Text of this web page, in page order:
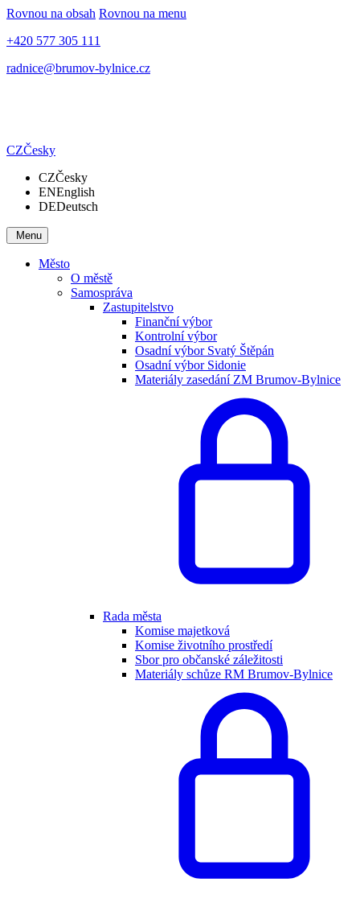
Rovnou na obsah Rovnou na menu
+420 577 305 111
radnice@brumov-bylnice.cz
CZČesky
CZČesky
ENEnglish
DEDeutsch
Menu
Město
O městě
Samospráva
Zastupitelstvo
Finanční výbor
Kontrolní výbor
Osadní výbor Svatý Štěpán
Osadní výbor Sidonie
Materiály zasedání ZM Brumov-Bylnice
Rada města
Komise majetková
Komise životního prostředí
Sbor pro občanské záležitosti
Materiály schůze RM Brumov-Bylnice